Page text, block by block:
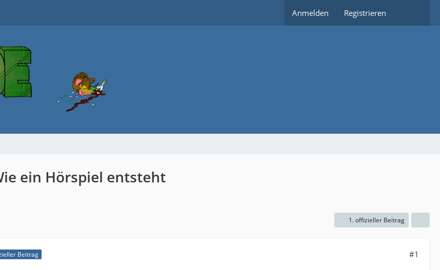
Anmelden Registrieren
ein Hörspiel entsteht
1. offizieller Beitrag
Beitrag #1